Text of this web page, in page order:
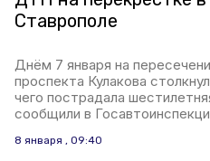
Ставрополе
Днём 7 января на
проспекта Кулакова
чего пострадала
сообщили в
8 января , 09:40